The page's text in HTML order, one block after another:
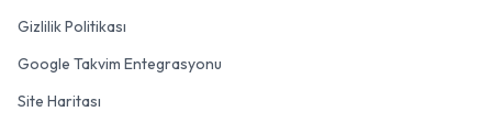
Gizlilik Politikası
Google Takvim Entegrasyonu
Site Haritası